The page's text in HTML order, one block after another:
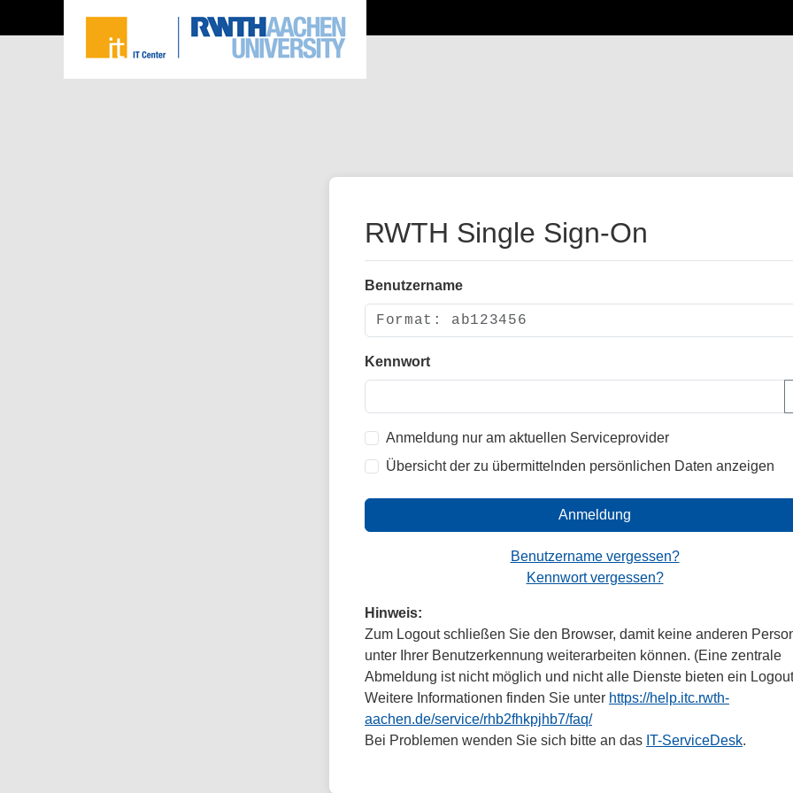
RWTH Single Sign-On
Benutzername
Kennwort
Anmeldung nur am aktuellen Serviceprovider
Übersicht der zu übermittelnden persönlichen Daten anzeigen
Anmeldung
Benutzername vergessen?
Kennwort vergessen?
Hinweis:
Zum Logout schließen Sie den Browser, damit keine anderen
unter Ihrer Benutzerkennung weiterarbeiten können. (Eine zentrale
Abmeldung ist nicht möglich und nicht alle Dienste bieten ein
Weitere Informationen finden Sie unter https://help.itc.rwth-
aachen.de/service/rhb2fhkpjhb7/faq/
Bei Problemen wenden Sie sich bitte an das IT-ServiceDesk.